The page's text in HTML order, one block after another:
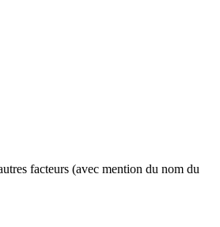
facteurs (avec mention du nom du